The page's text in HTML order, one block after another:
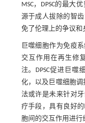
MSC，DPSC的最大
源于成人拔除的智
免了伦理上的争议和
巨噬细胞作为免疫
交互作用在再生修
注。DPSC促进巨噬
化，以及巨噬细胞调
法或许是未来针对
疗手段，具有良好的
胞间的交互作用进行